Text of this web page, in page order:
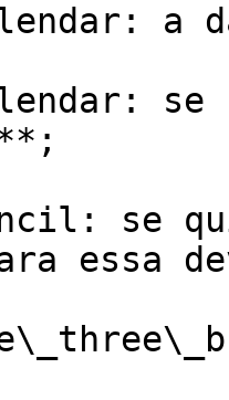
a
se
se
essa